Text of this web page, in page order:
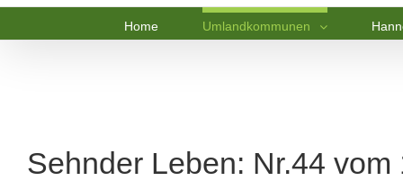
Home Umlandkommunen
Sehnder Leben: Nr.44